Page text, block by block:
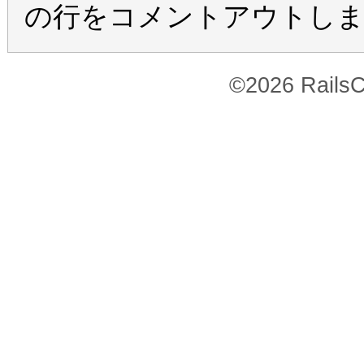
の行をコメントアウトし
©2026